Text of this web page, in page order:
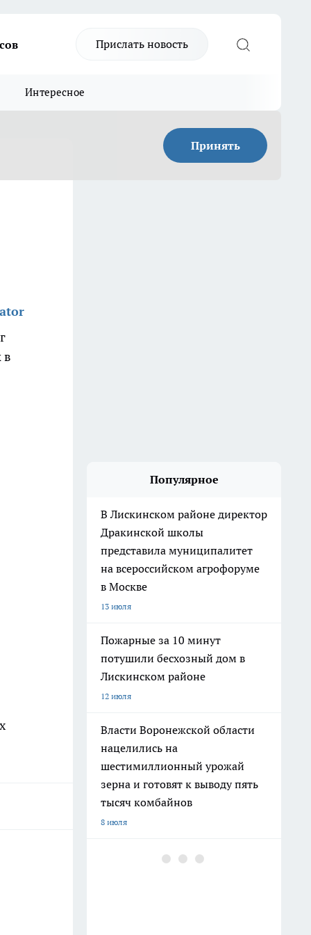
Прислать новость
Интересное
Принять
в
Популярное
В Лискинском районе директор
Дракинской школы
представила муниципалитет
на всероссийском агрофоруме
в Москве
13 июля
Пожарные за 10 минут
потушили бесхозный дом в
Лискинском районе
12 июля
Власти Воронежской области
нацелились на
шестимиллионный урожай
зерна и готовят к выводу пять
тысяч комбайнов
8 июля
В Воронежской области